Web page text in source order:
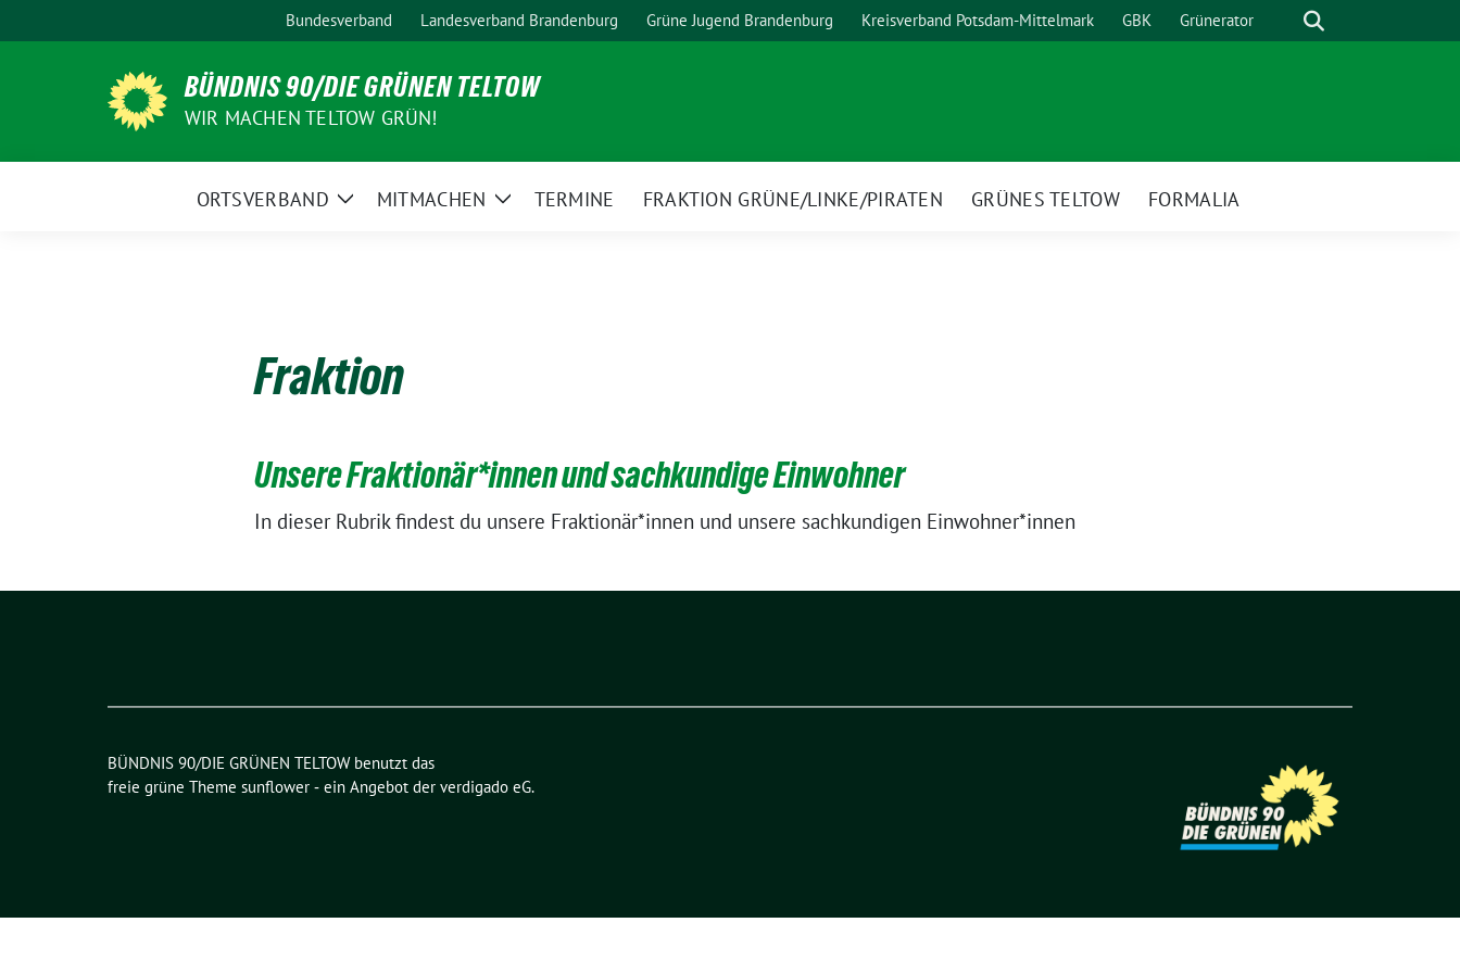
zum
Bundesverband Landesverband Brandenburg Grüne Jugend Brandenburg Kreisverband Potsdam-Mittelmark GBK Grünerator Suche
BÜNDNIS 90/DIE GRÜNEN TELTOW
WIR MACHEN TELTOW GRÜN!
ORTSVERBAND
ZeigeMITMACHEN
ZeigeTERMINE FRAKTION GRÜNE/LINKE/PIRATEN GRÜNES TELTOW FORMALIA
Fraktion
Unsere Fraktionär*innen und sachkundige Einwohner
In dieser Rubrik findest du unsere Fraktionär*innen und unsere sachkundigen Einwohner*innen
BÜNDNIS 90/DIE GRÜNEN TELTOW benutzt das
freie grüne Theme sunflower ‐ ein Angebot der verdigado eG.